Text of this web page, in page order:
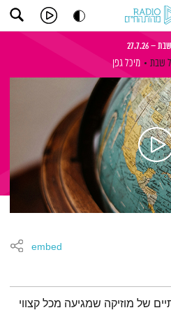
– 27.7.26
שבת מיכל גפן
embed
של מוזיקה שמגיעה מכל קצווי